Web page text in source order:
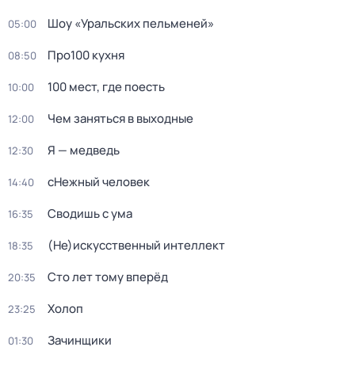
05:00 Шоу «Уральских пельменей»
08:50 Про100 кухня
10:00 100 мест, где поесть
12:00 Чем заняться в выходные
12:30 Я — медведь
14:40 сНежный человек
16:35 Сводишь с ума
18:35 (Не)иcкусственный интeллект
20:35 Сто лет тому вперёд
23:25 Холоп
01:30 Зачинщики